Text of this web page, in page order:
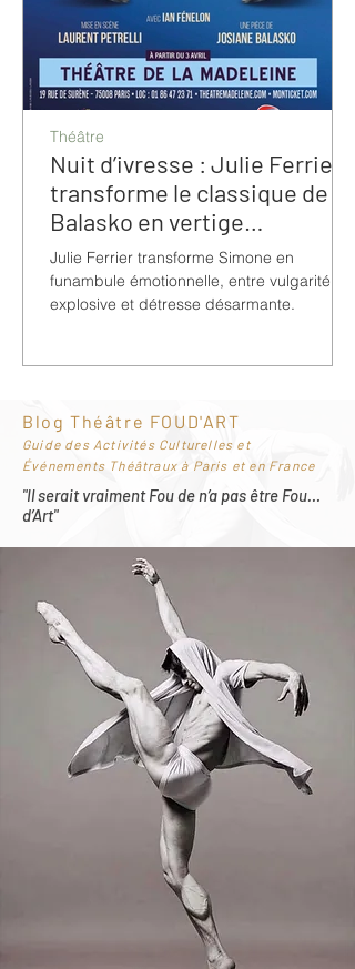
Nuit d’ivresse : Julie Ferrier
transforme le classique de
Balasko en vertige
bouleversant
Julie Ferrier transforme Simone en
funambule émotionnelle, entre vulgarité
explosive et détresse désarmante.
Théâtre
Blog Théâtre FOUD'ART
Guide des Activités Culturelles et
Événements Théâtraux à Paris et en France
"Il serait vraiment Fou de n’a pas être Fou…
d’Art"